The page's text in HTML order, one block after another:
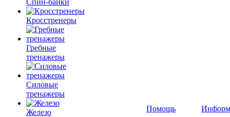
Спин-байки
Кросстренеры
Гребные
тренажеры
Силовые
тренажеры
Железо
Помощь